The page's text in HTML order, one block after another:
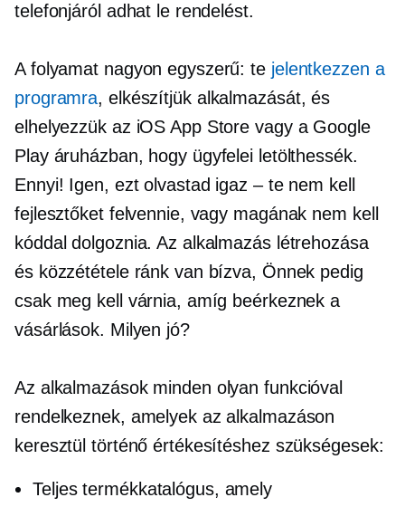
telefonjáról adhat le rendelést.
A folyamat nagyon egyszerű: te jelentkezzen a
programra, elkészítjük alkalmazását, és
elhelyezzük az iOS App Store vagy a Google
Play áruházban, hogy ügyfelei letölthessék.
Ennyi! Igen, ezt olvastad igaz – tenem kell
fejlesztőket felvennie, vagy magának nem kell
kóddal dolgoznia. Az alkalmazás létrehozása
és közzététele ránk van bízva, Önnek pedig
csak meg kell várnia, amíg beérkeznek a
vásárlások. Milyen jó?
Az alkalmazások minden olyan funkcióval
rendelkeznek, amelyek az alkalmazáson
keresztül történő értékesítéshez szükségesek:
Teljes termékkatalógus, amely